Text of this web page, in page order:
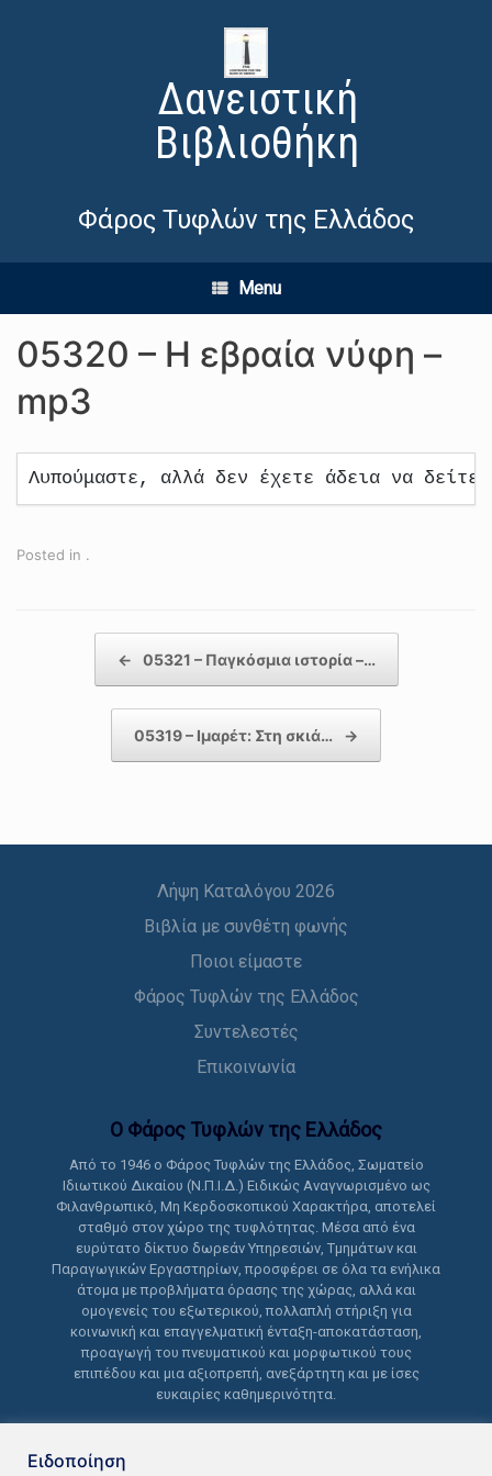
Δανειστική
Βιβλιοθήκη
Φάρος Τυφλών της Ελλάδος
Menu
05320 – Η εβραία νύφη –
mp3
Λυπούμαστε, αλλά δεν έχετε άδεια να δείτε
Posted in .
← 05321 – Παγκόσμια ιστορία –…
05319 – Ιμαρέτ: Στη σκιά… →
Λήψη Καταλόγου 2026
Βιβλία με συνθέτη φωνής
Ποιοι είμαστε
Φάρος Τυφλών της Ελλάδος
Συντελεστές
Επικοινωνία
Ο Φάρος Τυφλών της Ελλάδoς
Από το 1946 ο Φάρος Τυφλών της Ελλάδος, Σωματείο
Ιδιωτικού Δικαίου (Ν.Π.Ι.Δ.) Ειδικώς Αναγνωρισμένο ως
Φιλανθρωπικό, Μη Κερδοσκοπικού Χαρακτήρα, αποτελεί
σταθμό στον χώρο της τυφλότητας. Μέσα από ένα
ευρύτατο δίκτυο δωρεάν Υπηρεσιών, Τμημάτων και
Παραγωγικών Εργαστηρίων, προσφέρει σε όλα τα ενήλικα
άτομα με προβλήματα όρασης της χώρας, αλλά και
ομογενείς του εξωτερικού, πολλαπλή στήριξη για
κοινωνική και επαγγελματική ένταξη-αποκατάσταση,
προαγωγή του πνευματικού και μορφωτικού τους
επιπέδου και μια αξιοπρεπή, ανεξάρτητη και με ίσες
ευκαιρίες καθημερινότητα.
Ειδοποίηση